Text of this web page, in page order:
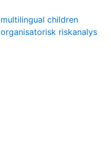
multilingual children
organisatorisk riskanalys